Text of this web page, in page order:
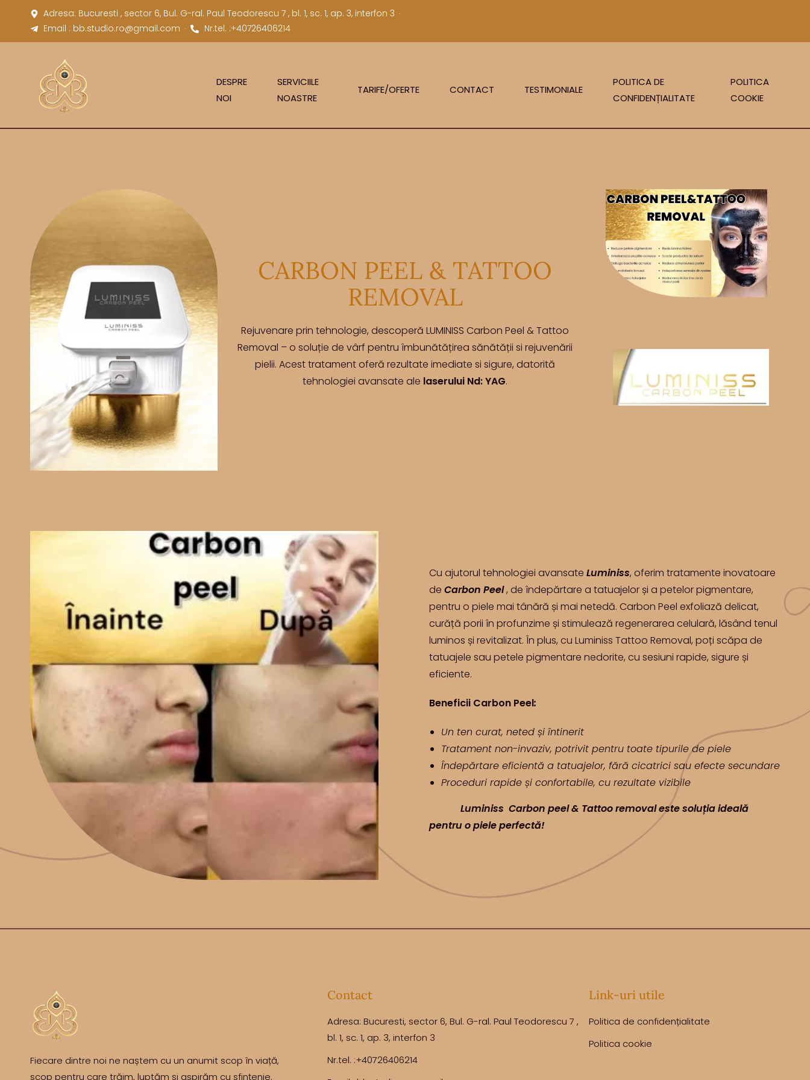
Adresa: Bucuresti , sector 6, Bul. G-ral. Paul Teodorescu 7 , bl. 1, sc. 1, ap. 3, interfon 3
Email : bb.studio.ro@gmail.com
Nr.tel. :+40726406214
DESPRE
NOI
SERVICIILE
NOASTRE
TARIFE/OFERTE CONTACT TESTIMONIALE
POLITICA DE
CONFIDENȚIALITATE
POLITICA
COOKIE
CARBON PEEL & TATTOO
REMOVAL
Rejuvenare prin tehnologie, descoperă LUMINISS Carbon Peel & Tattoo
Removal – o soluție de vârf pentru îmbunătățirea sănătății si rejuvenării
pielii. Acest tratament oferă rezultate imediate si sigure, datorită
tehnologiei avansate ale laserului Nd: YAG.
Cu ajutorul tehnologiei avansate Luminiss, oferim tratamente inovatoare
de Carbon Peel, de îndepărtare a tatuajelor și a petelor pigmentare,
pentru o piele mai tânără și mai netedă. Carbon Peel exfoliază delicat,
curăță porii în profunzime și stimulează regenerarea celulară, lăsând tenul
luminos și revitalizat. În plus, cu Luminiss Tattoo Removal, poți scăpa de
tatuajele sau petele pigmentare nedorite, cu sesiuni rapide, sigure și
eficiente.
Beneficii Carbon Peel:
Un ten curat, neted și întinerit
Tratament non-invaziv, potrivit pentru toate tipurile de piele
Îndepărtare eficientă a tatuajelor, fără cicatrici sau efecte secundare
Proceduri rapide și confortabile, cu rezultate vizibile
Luminiss Carbon peel & Tattoo removal este soluția ideală
pentru o piele perfectă!
Fiecare dintre noi ne naștem cu un anumit scop în viață,
scop pentru care trăim, luptăm și aspirăm cu sfințenie.
Contact
Adresa: Bucuresti, sector 6, Bul. G-ral. Paul Teodorescu 7 ,
bl. 1, sc. 1, ap. 3, interfon 3
Nr.tel. :+40726406214
Link-uri utile
Politica de confidențialitate
Politica cookie